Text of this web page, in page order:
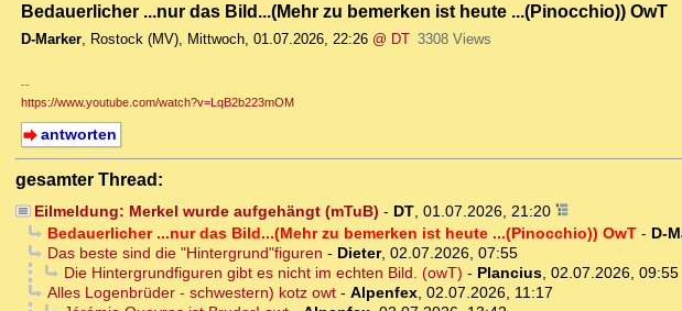
Bedauerlicher ...nur das Bild...(Mehr zu bemerken ist heute ...(Pinocchio)) OwT
D-Marker, Rostock (MV), Mittwoch, 01.07.2026, 22:26 @ DT 3308 Views
--
https://www.youtube.com/watch?v=LqB2b223mOM
antworten
gesamter Thread:
Eilmeldung: Merkel wurde aufgehängt (mTuB) - DT, 01.07.2026, 21:20
Bedauerlicher ...nur das Bild...(Mehr zu bemerken ist heute ...(Pinocchio)) OwT- D-
Das beste sind die "Hintergrund"figuren - Dieter, 02.07.2026, 07:55
Die Hintergrundfiguren gibt es nicht im echten Bild. (owT) - Plancius, 02.07.2026, 09:55
Alles Logenbrüder - schwestern) kotz owt- Alpenfex, 02.07.2026, 11:17